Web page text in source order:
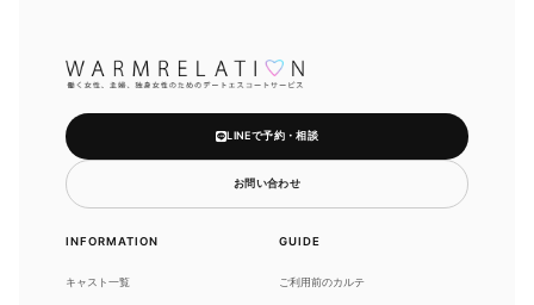
LINEで予約・相談
お問い合わせ
INFORMATION
キャスト一覧
GUIDE
ご利用前のカルテ